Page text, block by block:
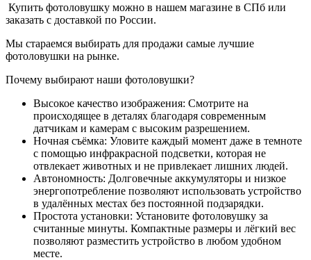
Купить фотоловушку можно в нашем магазине в СПб или
заказать с доставкой по России.
Мы стараемся выбирать для продажи самые лучшие
фотоловушки на рынке.
Почему выбирают наши фотоловушки?
Высокое качество изображения: Смотрите на
происходящее в деталях благодаря современным
датчикам и камерам с высоким разрешением.
Ночная съёмка: Уловите каждый момент даже в темноте
с помощью инфракрасной подсветки, которая не
отвлекает животных и не привлекает лишних людей.
Автономность: Долговечные аккумуляторы и низкое
энергопотребление позволяют использовать устройство
в удалённых местах без постоянной подзарядки.
Простота установки: Установите фотоловушку за
считанные минуты. Компактные размеры и лёгкий вес
позволяют разместить устройство в любом удобном
месте.